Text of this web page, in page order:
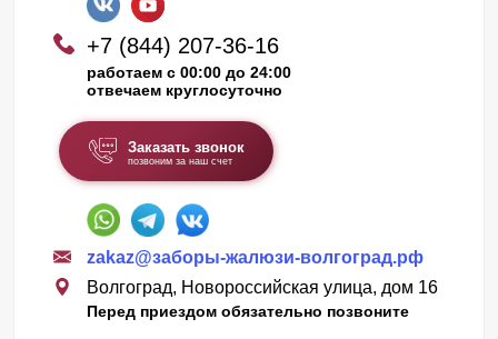
+7 (844) 207-36-16
работаем с 00:00 до 24:00
отвечаем круглосуточно
Заказать звонок
позвоним за наш счет
zakaz@заборы-жалюзи-волгоград.рф
Волгоград, Новороссийская улица, дом 16
Перед приездом обязательно позвоните